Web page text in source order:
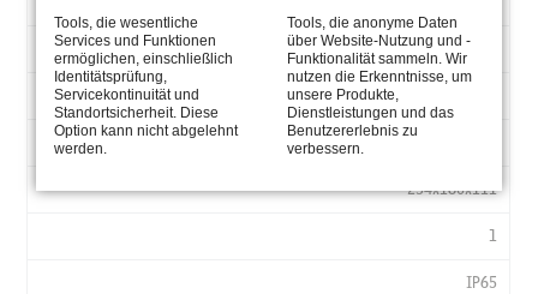
MA
DC
°C
254x180x111
1
IP65
Tools, die wesentliche
Services und Funktionen
ermöglichen, einschließlich
Identitätsprüfung,
Servicekontinuität und
Standortsicherheit. Diese
Option kann nicht abgelehnt
werden.
Tools, die anonyme Daten
über Website-Nutzung und -
Funktionalität sammeln. Wir
nutzen die Erkenntnisse, um
unsere Produkte,
Dienstleistungen und das
Benutzererlebnis zu
verbessern.